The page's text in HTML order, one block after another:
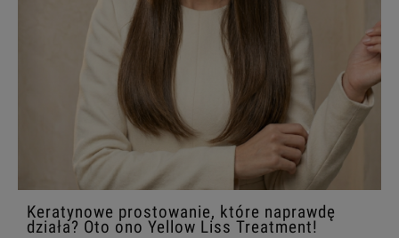
Keratynowe prostowanie, które naprawdę
działa? Oto ono Yellow Liss Treatment!